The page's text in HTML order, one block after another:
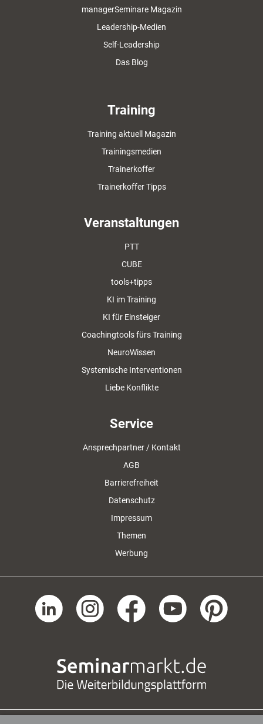
managerSeminare Magazin
Leadership-Medien
Self-Leadership
Das Blog
Training
Training aktuell Magazin
Trainingsmedien
Trainerkoffer
Trainerkoffer Tipps
Veranstaltungen
PTT
CUBE
tools+tipps
KI im Training
KI für Einsteiger
Coachingtools fürs Training
NeuroWissen
Systemische Interventionen
Liebe Konflikte
Service
Ansprechpartner / Kontakt
AGB
Barrierefreiheit
Datenschutz
Impressum
Themen
Werbung